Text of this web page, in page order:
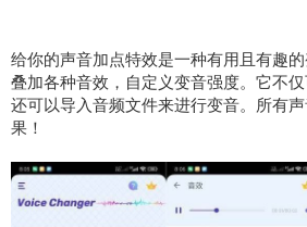
给你的声音加点特效是一种有用且有趣
叠加各种音效，自定义变音强度。它不
还可以导入音频文件来进行变音。所有
果！